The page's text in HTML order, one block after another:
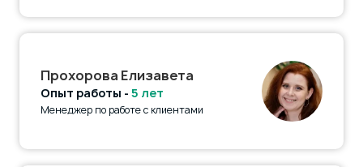
Прохорова Елизавета
Опыт работы - 5 лет
Менеджер по работе с клиентами